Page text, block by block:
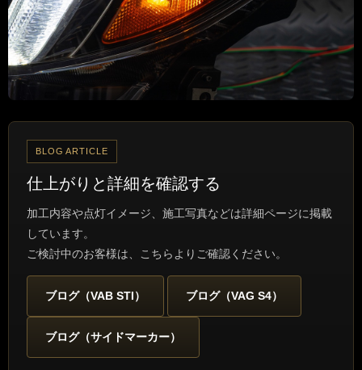
BLOG ARTICLE
仕上がりと詳細を確認する
加工内容や点灯イメージ、施工写真などは詳細ページに掲載
しています。
ご検討中のお客様は、こちらよりご確認ください。
ブログ（VAB STI） ブログ（VAG S4）
ブログ（サイドマーカー）